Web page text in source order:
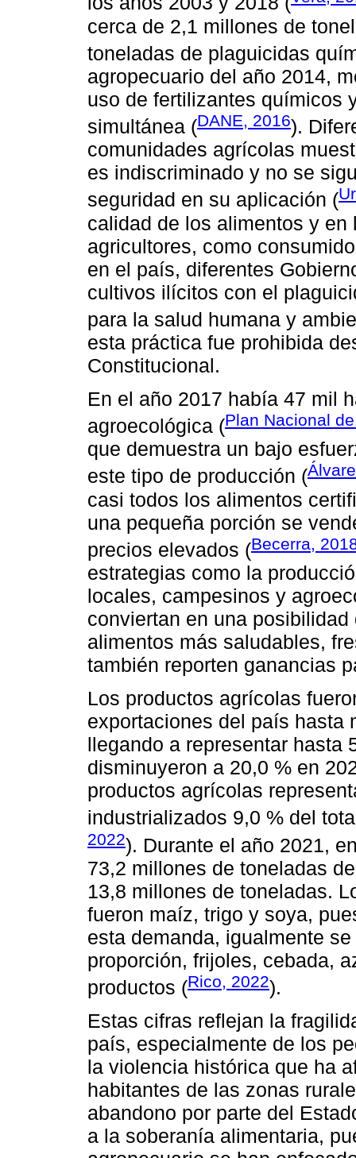
cerca de 2,1 millones de
toneladas de plaguicidas
agropecuario del año 2014,
uso de fertilizantes químicos
simultánea (DANE, 2016).
comunidades agrícolas
es indiscriminado y no se
seguridad en su aplicación (
calidad de los alimentos y
agricultores, como
en el país, diferentes
cultivos ilícitos con el
para la salud humana y
esta práctica fue prohibida
Constitucional.
En el año 2017 había 47 mil
agroecológica (Plan Nacional
que demuestra un bajo
este tipo de producción (
casi todos los alimentos
una pequeña porción se
precios elevados (Becerra,
estrategias como la
locales, campesinos y
conviertan en una
alimentos más saludables,
también reporten ganancias
Los productos agrícolas
exportaciones del país hasta
llegando a representar hasta
disminuyeron a 20,0 % en
productos agrícolas
industrializados 9,0 % del
2022). Durante el año 2021,
73,2 millones de toneladas
13,8 millones de toneladas.
fueron maíz, trigo y soya,
esta demanda, igualmente
proporción, frijoles, cebada,
productos (Rico, 2022).
Estas cifras reflejan la
país, especialmente de los
la violencia histórica que ha
habitantes de las zonas
abandono por parte del
a la soberanía alimentaria,